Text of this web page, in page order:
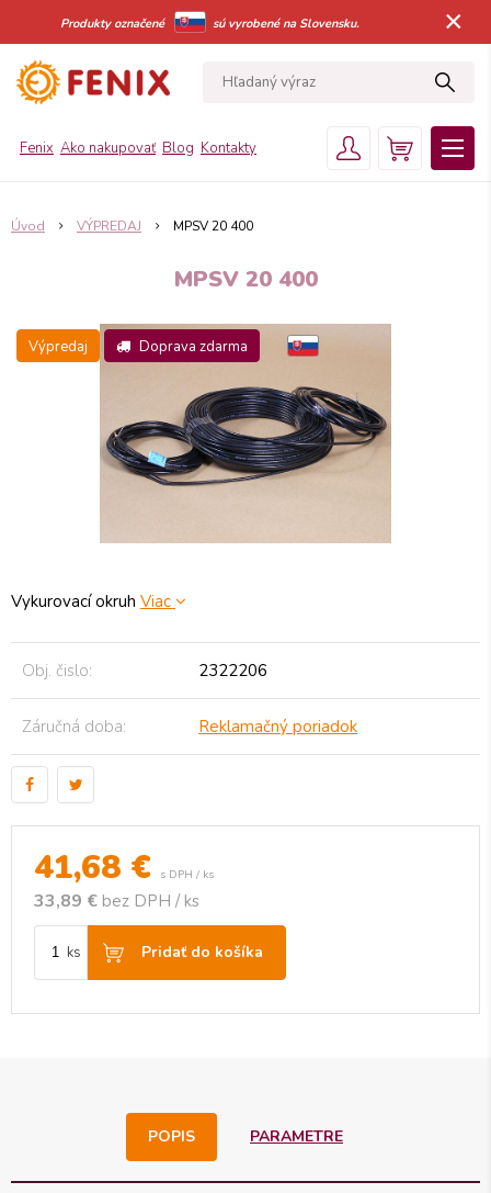
Produkty označené sú vyrobené na Slovensku. ×
Fenix Ako nakupovať Blog Kontakty
Úvod VÝPREDAJ MPSV 20 400
MPSV 20 400
Výpredaj Doprava zdarma
41,68 € s DPH / ks
33,89 € bez DPH / ks
ks Pridať do košíka
Vykurovací okruh Viac
Obj. čislo: 2322206
Záručná doba: Reklamačný poriadok
POPIS PARAMETRE